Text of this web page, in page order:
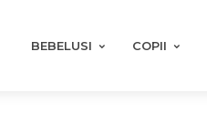
BEBELUSI COPII